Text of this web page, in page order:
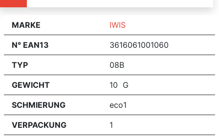
MARKE IWIS
N° EAN13 3616061001060
TYP 08B
GEWICHT 10 G
SCHMIERUNG eco1
VERPACKUNG 1